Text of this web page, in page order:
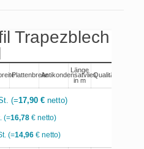
Trapezblech 35/
PlattenbreiteAntikondensatvlies
Länge
in m
Qualität
(=17,90 € netto)
(=16,78 € netto)
(=14,96 € netto)